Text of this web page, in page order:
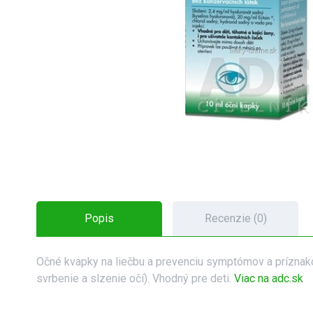
Popis Recenzie (0)
Očné kvapky na liečbu a prevenciu symptómov a
svrbenie a slzenie očí). Vhodný pre deti. Viac na adc.sk